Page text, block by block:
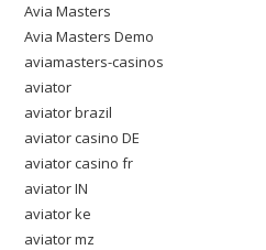
Avia Masters
Avia Masters Demo
aviamasters-casinos
aviator
aviator brazil
aviator casino DE
aviator casino fr
aviator IN
aviator ke
aviator mz